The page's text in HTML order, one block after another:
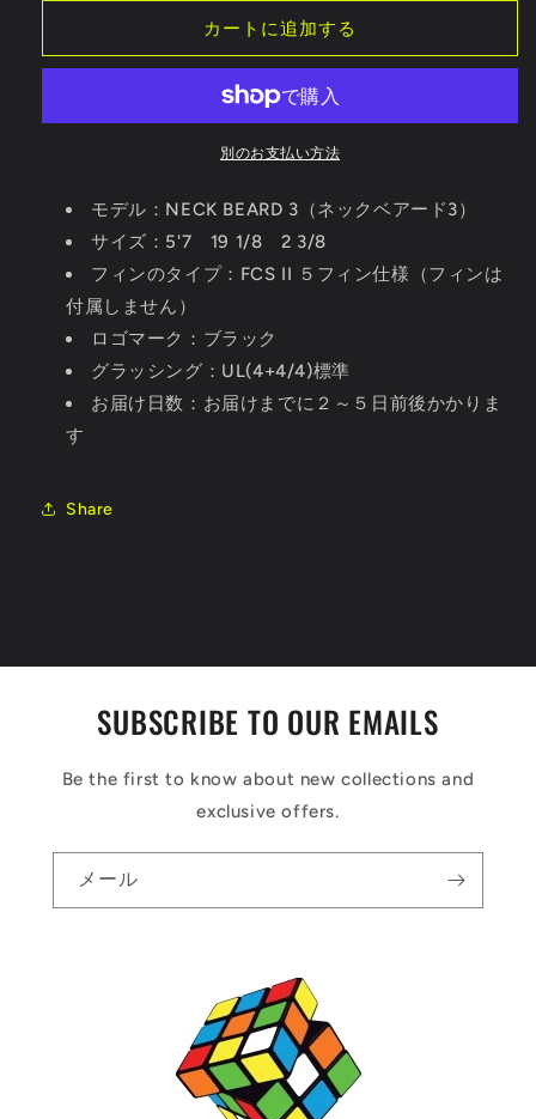
ブ
の
数
量
を
減
ら
5&#39;7
ブ
ク
FCS
の
数
量
を
増
や
カートに追加する
別のお支払い方法
モデル：NECK BEARD 3 （ネックベアード3）
サイズ：5'7 19 1/8 2 3/8
フィンのタイプ：FCS II ５フィン仕様（フィンは
付属しません）
ロゴマーク：ブラック
グラッシング：UL(4+4/4)標準
お届け日数：お届けまでに２～５日前後かかりま
す
Share
SUBSCRIBE TO OUR EMAILS
Be the first to know about new collections and
exclusive offers.
メール